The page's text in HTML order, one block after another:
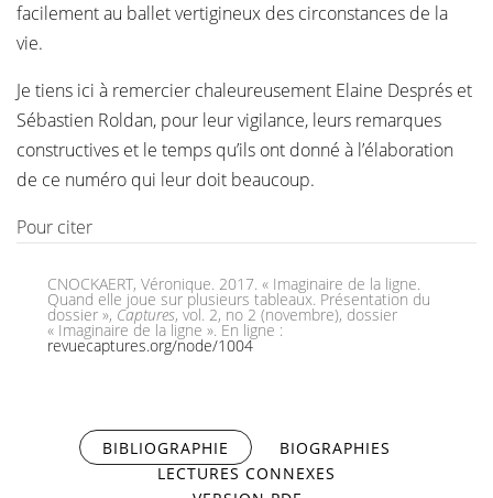
facilement au ballet vertigineux des circonstances de la
vie.
Je tiens ici à remercier chaleureusement Elaine Després et
Sébastien Roldan, pour leur vigilance, leurs remarques
constructives et le temps qu’ils ont donné à l’élaboration
de ce numéro qui leur doit beaucoup.
Pour citer
CNOCKAERT, Véronique. 2017. « Imaginaire de la ligne.
Quand elle joue sur plusieurs tableaux. Présentation du
dossier », Captures, vol. 2, no 2 (novembre), dossier
« Imaginaire de la ligne ». En ligne :
revuecaptures.org/node/1004
BIBLIOGRAPHIE (ONGLET ACTIF)
BIOGRAPHIES
LECTURES CONNEXES